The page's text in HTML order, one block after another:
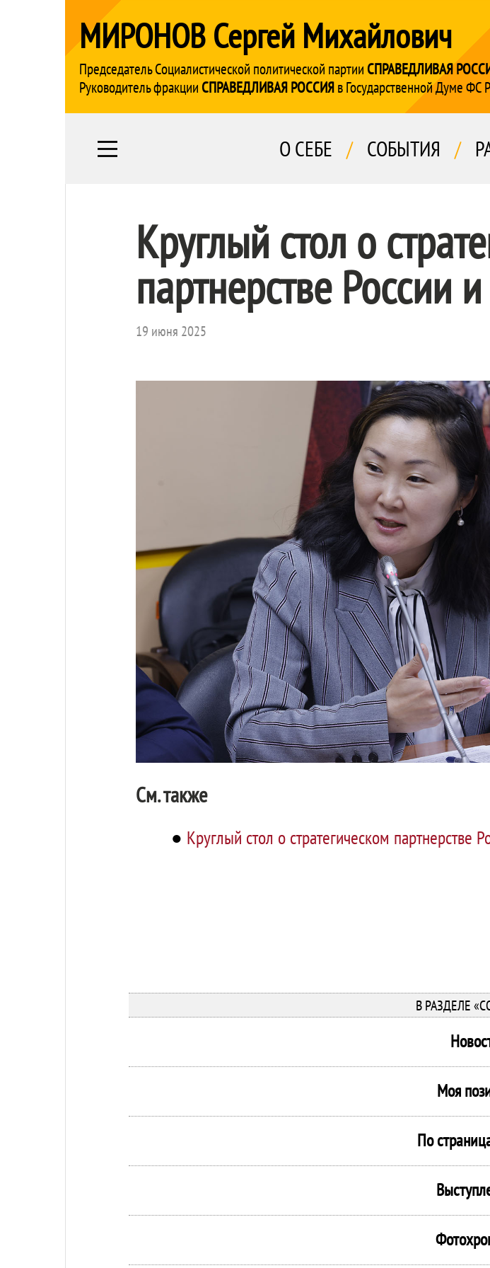
МИРОНОВ Сергей Михайлович
Председатель Социалистической политической партии СПРАВЕДЛИВАЯ
Руководитель фракции СПРАВЕДЛИВАЯ РОССИЯв Государственной Думе ФС
О СЕБЕ / СОБЫТИЯ /
Круглый стол о
партнерстве России
19 июня 2025
См. также
● Круглый стол о стратегическом
В РАЗДЕЛЕ
Моя
По